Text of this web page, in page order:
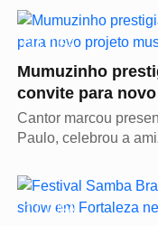
CULTURA
Mumuzinho
convite para
Cantor marcou
Paulo, celebrou a
CULTURA